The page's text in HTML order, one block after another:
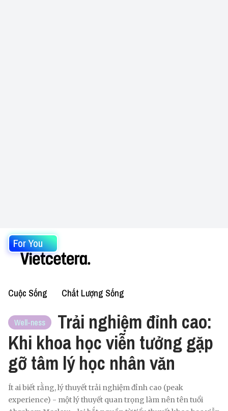
For You
Cuộc Sống Chất Lượng Sống
Well-ness
Trải nghiệm đỉnh cao:
Khi khoa học viễn tưởng gặp
gỡ tâm lý học nhân văn
Ít ai biết rằng, lý thuyết trải nghiệm đỉnh cao (peak
experience) - một lý thuyết quan trọng làm nên tên tuổi